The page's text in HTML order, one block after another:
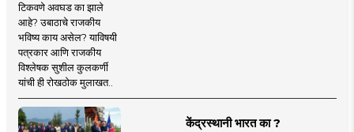
टिकवणे अवघड का झाले
आहे? उबाठाचे राजकीय
भविष्य काय असेल? याविषयी
पत्रकार आणि राजकीय
विश्लेषक सुशील कुलकर्णी
यांची ही रोखठोक मुलाखत..
केंद्रस्थानी भारत का ?